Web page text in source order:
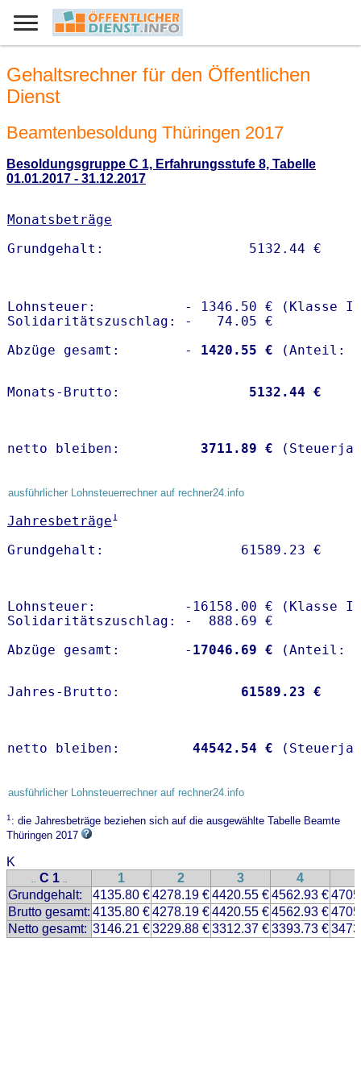
Gehaltsrechner für den Öffentlichen
Dienst
Beamtenbesoldung Thüringen 2017
Besoldungsgruppe C 1, Erfahrungsstufe 8, Tabelle
01.01.2017 - 31.12.2017
Monatsbeträge
Lohnsteuer:           - 1346.50 € (Klasse I)
Solidaritätszuschlag: -   74.05 €
Abzüge gesamt:        -
1420.55 €
Monats-Brutto: 5132.44 €
netto bleiben: 3711.89 €
ausführlicher Lohnsteuerrechner auf rechner24.info
Jahresbeträge1
Lohnsteuer:           -16158.00 € (Klasse I)
Solidaritätszuschlag: -  888.69 €
Abzüge gesamt:        - 17046.69 €
Jahres-Brutto: 61589.23 €
netto bleiben: 44542.54 €
ausführlicher Lohnsteuerrechner auf rechner24.info
1: die Jahresbeträge beziehen sich auf die ausgewählte Tabelle Beamte
Thüringen 2017
K
.. C 1 .. 1 2 3 4
Grundgehalt:
4135.80 €4278.19 €4420.55 €4562.93 €
Brutto gesamt: 4135.80 €4278.19 €4420.55 €4562.93 €
Netto gesamt: 3146.21 €3229.88 €3312.37 €3393.73 €